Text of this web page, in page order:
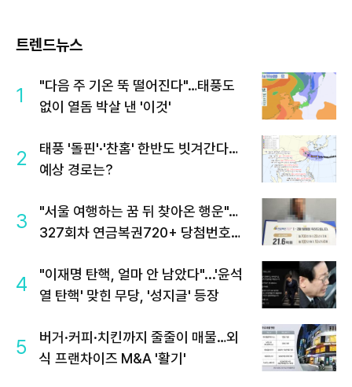
트렌드뉴스
1
"다음 주 기온 뚝 떨어진다"…태풍도
없이 열돔 박살 낸 '이것'
2
태풍 '돌핀'·'찬홈' 한반도 빗겨간다…
예상 경로는?
3
"서울 여행하는 꿈 뒤 찾아온 행운"…
327회차 연금복권720+ 당첨번호조
4
"이재명 탄핵, 얼마 안 남았다"...'윤석
열 탄핵' 맞힌 무당, '성지글' 등장
5
버거·커피·치킨까지 줄줄이 매물…외
식 프랜차이즈 M&A '활기'